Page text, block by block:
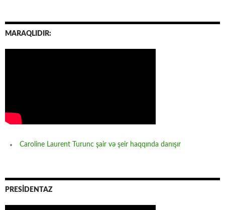
MARAQLIDIR:
Caroline Laurent Turunc şair və şeir haqqında danışır
PRESİDENTAZ